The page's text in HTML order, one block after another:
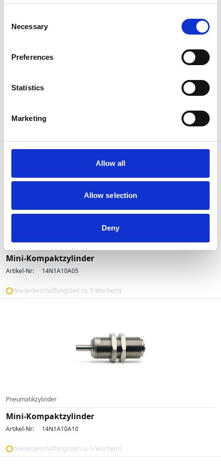
Selection
Necessary
Preferences
Statistics
Marketing
Allow all
Allow selection
Deny
Pneumatikzylinder
Pneumatikzylinder
Mini-Kompaktzylinder
Artikel-Nr: 14N1A10A05
Wiederbeschaffungszeit ca. 5 Woche(n)
Pneumatikzylinder
Mini-Kompaktzylinder
Artikel-Nr: 14N1A10A10
Wiederbeschaffungszeit ca. 5 Woche(n)